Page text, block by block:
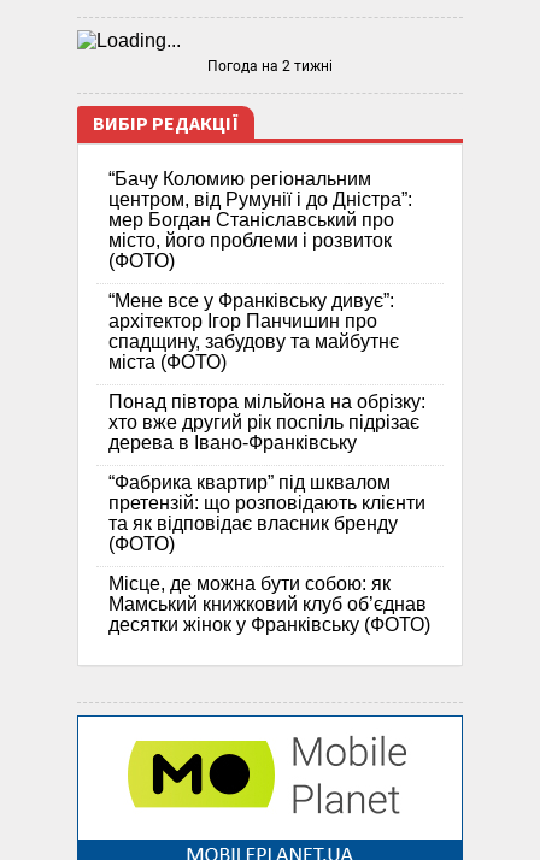
Погода на 2 тижні
ВИБІР РЕДАКЦІЇ
“Бачу Коломию регіональним
центром, від Румунії і до Дністра”:
мер Богдан Станіславський про
місто, його проблеми і розвиток
(ФОТО)
“Мене все у Франківську дивує”:
архітектор Ігор Панчишин про
спадщину, забудову та майбутнє
міста (ФОТО)
Понад півтора мільйона на обрізку:
хто вже другий рік поспіль підрізає
дерева в Івано-Франківську
“Фабрика квартир” під шквалом
претензій: що розповідають клієнти
та як відповідає власник бренду
(ФОТО)
Місце, де можна бути собою: як
Мамський книжковий клуб об’єднав
десятки жінок у Франківську (ФОТО)